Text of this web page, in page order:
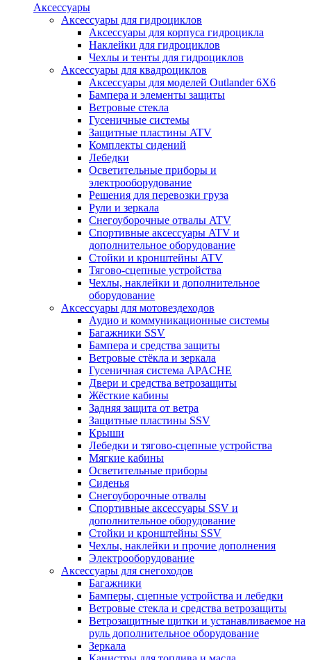
Аксессуары
Аксессуары для гидроциклов
Аксессуары для корпуса гидроцикла
Наклейки для гидроциклов
Чехлы и тенты для гидроциклов
Аксессуары для квадроциклов
Аксессуары для моделей Outlander 6X6
Бампера и элементы защиты
Ветровые стекла
Гусеничные системы
Защитные пластины ATV
Комплекты сидений
Лебедки
Осветительные приборы и
электрооборудование
Решения для перевозки груза
Рули и зеркала
Снегоуборочные отвалы ATV
Спортивные аксессуары ATV и
дополнительное оборудование
Стойки и кронштейны ATV
Тягово-сцепные устройства
Чехлы, наклейки и дополнительное
оборудование
Аксессуары для мотовездеходов
Аудио и коммуникационные системы
Багажники SSV
Бампера и средства защиты
Ветровые стёкла и зеркала
Гусеничная система APACHE
Двери и средства ветрозащиты
Жёсткие кабины
Задняя защита от ветра
Защитные пластины SSV
Крыши
Лебедки и тягово-сцепные устройства
Мягкие кабины
Осветительные приборы
Сиденья
Снегоуборочные отвалы
Спортивные аксессуары SSV и
дополнительное оборудование
Стойки и кронштейны SSV
Чехлы, наклейки и прочие дополнения
Электрооборудование
Аксессуары для снегоходов
Багажники
Бамперы, сцепные устройства и лебедки
Ветровые стекла и средства ветрозащиты
Ветрозащитные щитки и устанавливаемое на
руль дополнительное оборудование
Зеркала